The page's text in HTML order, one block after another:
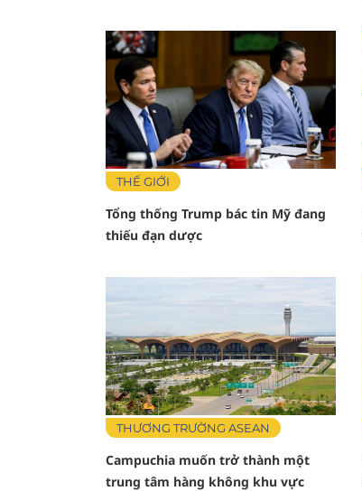
THẾ GIỚI
Tổng thống Trump bác tin Mỹ đang
thiếu đạn dược
THƯƠNG TRƯỜNG ASEAN
Campuchia muốn trở thành một
trung tâm hàng không khu vực